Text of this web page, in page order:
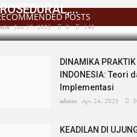
POSTS
Jun 17, 2025 0 140
DINAMIKA PRAKTIK
INDONESIA: Teori
Implementasi
admin Apr 24, 2025 0
KEADILAN DI